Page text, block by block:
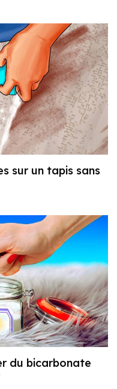
sur un tapis sans
du bicarbonate